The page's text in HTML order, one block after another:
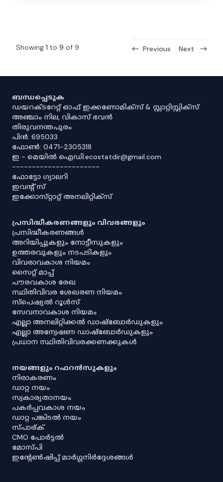
Showing 1 to 9 of 9 Previous Next
ബന്ധപ്പെടുക
ഡയറക്ടറേറ്റ് ഓഫ് ഇക്കണോമിക്സ് & സ്റ്റാറ്റിസ്റ്റിക്സ്
അഞ്ചാം നില, വികാസ് ഭവൻ
തിരുവനന്തപുരം
പിൻ: 695033
ഫോൺ: 0471-2305318
ഇ - മെയിൽ ഐഡി:ecostatdir@gmail.com
----------------------
ഫോട്ടോ ഗ്യാലറി
ഇവൻ്റ് സ്
ഇക്കോസ്‌റ്റാറ്റ് അനലിറ്റിക്‌സ്
പ്രസിദ്ധീകരണങ്ങളും വിവരങ്ങളും
പ്രസിദ്ധീകരണങ്ങൾ
അറിയിപ്പുകളും നോട്ടീസുകളും
ഉത്തരവുകളും നടപടികളും
വിവരാവകാശ നിയമം
സൈറ്റ് മാപ്പ്
പൗരവകാശ രേഖ
സ്ഥിതിവിവര ശേഖരണ നിയമം
സ്‌പെഷ്യൽ റൂൾസ്
സേവനാവകാശ നിയമം
എല്ലാ അനലിറ്റിക്കൽ ഡാഷ്‌ബോർഡുകളും
എല്ലാ അന്വേഷണ ഡാഷ്‌ബോർഡുകളും
പ്രധാന സ്ഥിതിവിവരക്കണക്കുകൾ
നയങ്ങളും റഫറൻസുകളും
നിരാകരണം
ഡാറ്റ നയം
സ്വകാര്യതാനയം
പകർപ്പവകാശ നയം
ഡാറ്റ പങ്കിടൽ നയം
സ്പാര്ക്
CMO പോർട്ടൽ
മോസ്പി
ഇൻ്റേൺഷിപ്പ് മാർഗ്ഗനിർദ്ദേശങ്ങൾ